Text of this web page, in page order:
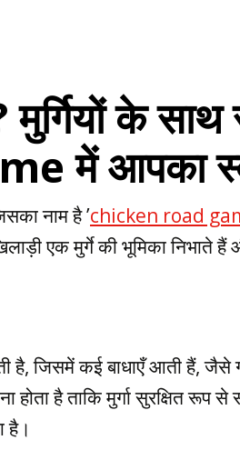
के
में आपका
नाम है ’chicken road
एक मुर्गे की भूमिका
है, जिसमें कई बाधाएँ आती
होता है ताकि मुर्गा सुरक्षित
है।